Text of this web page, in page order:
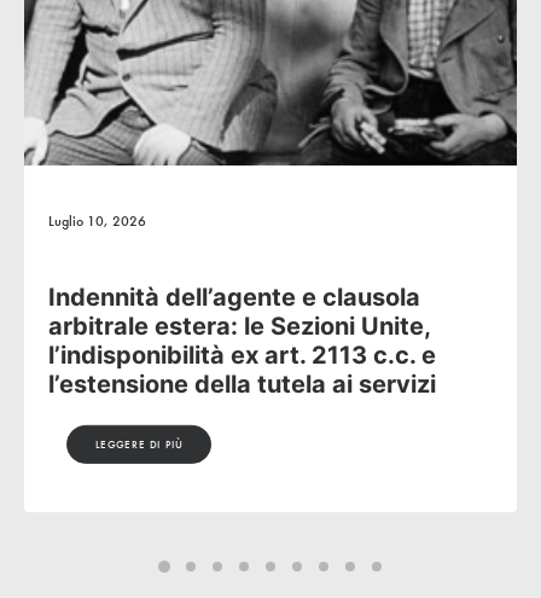
Febbraio 25, 2026
Le sentenze più importanti del
contratto di agenzia nel 2025
LEGGERE DI PIÙ